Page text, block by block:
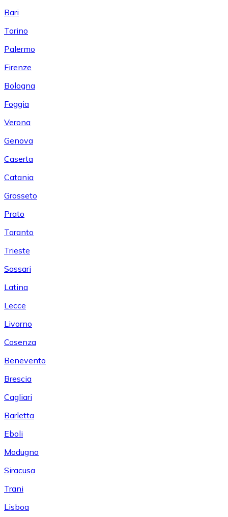
Bari
Torino
Palermo
Firenze
Bologna
Foggia
Verona
Genova
Caserta
Catania
Grosseto
Prato
Taranto
Trieste
Sassari
Latina
Lecce
Livorno
Cosenza
Benevento
Brescia
Cagliari
Barletta
Eboli
Modugno
Siracusa
Trani
Lisboa